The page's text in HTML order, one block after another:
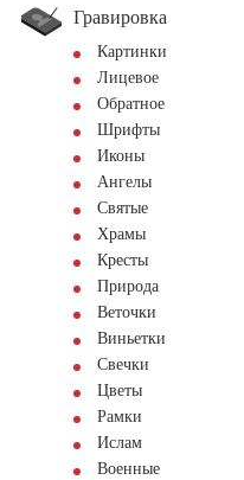
Гравировка
Картинки
Лицевое
Обратное
Шрифты
Иконы
Ангелы
Святые
Храмы
Кресты
Природа
Веточки
Виньетки
Свечки
Цветы
Рамки
Ислам
Военные